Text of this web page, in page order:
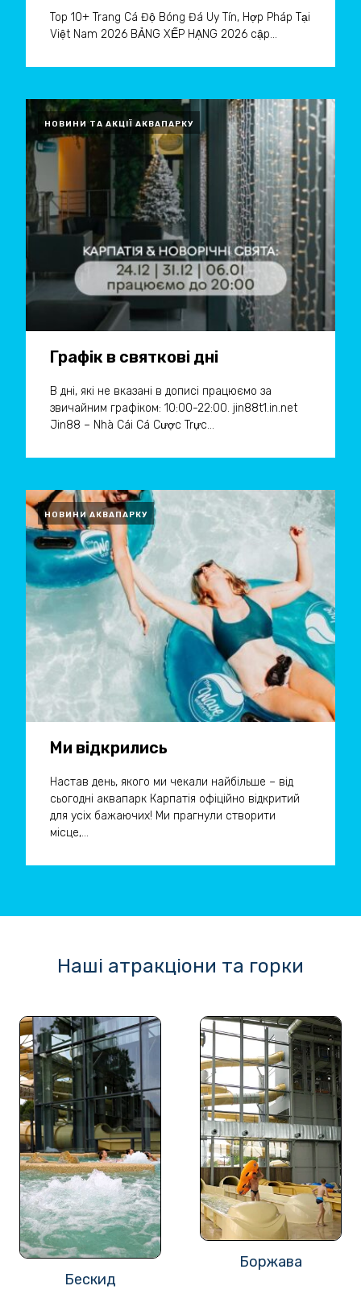
Top 10+ Trang Cá Độ Bóng Đá Uy Tín, Hợp Pháp Tại
Việt Nam 2026 BẢNG XẾP HẠNG 2026 cập...
Графік в святкові дні
НОВИНИ ТА АКЦІЇ АКВАПАРКУ
В дні, які не вказані в дописі працюємо за
звичайним графіком: 10:00-22:00. jin88t1.in.net
Jin88 – Nhà Cái Cá Cược Trực...
Ми відкрились
НОВИНИ АКВАПАРКУ
Настав день, якого ми чекали найбільше – від
сьогодні аквапарк Карпатія офіційно відкритий
для усіх бажаючих! Ми прагнули створити
місце,...
Наші атракціони та горки
Бескид
Боржава